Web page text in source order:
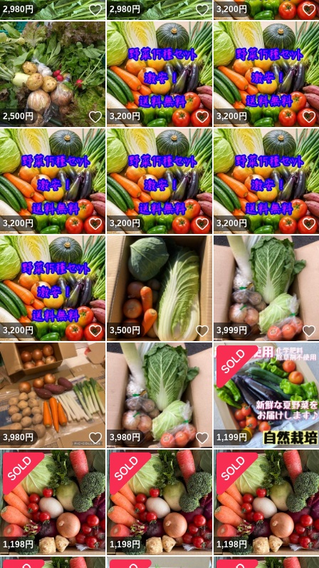
2,980円 いいね！
2,980円 いいね！
3,200円
2,500円 いいね！
3,200円 いいね！
3,200円
3,200円 いいね！
3,200円 いいね！
3,200円
3,200円 いいね！
3,500円 いいね！
3,999円
3,980円 いいね！
3,980円 いいね！
1,199円
1,198円 1,198円 1,198円